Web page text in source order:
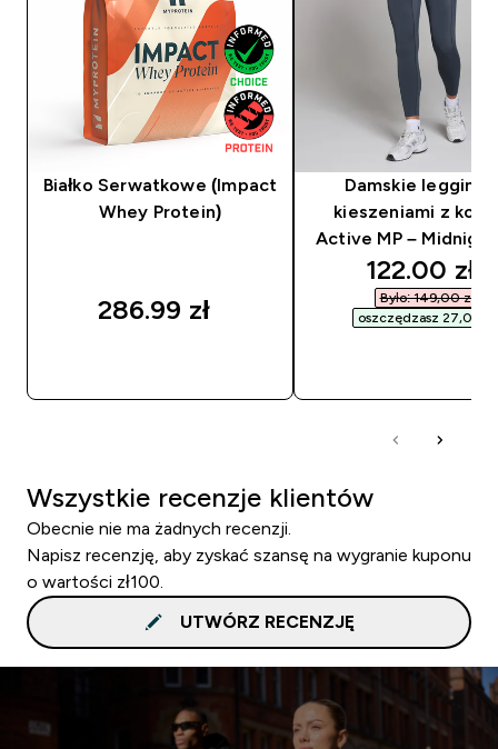
Białko Serwatkowe (Impact
Whey Protein)
286.99 zł‎
Damskie legginsy
kieszeniami z
Active MP –
122.00 zł‎
Było: 149,00 zł‎
oszczędzasz 27,00 zł‎
Wszystkie recenzje klientów
Obecnie nie ma żadnych recenzji.
Napisz recenzję, aby zyskać szansę na wygranie kuponu
o wartości zł100.
UTWÓRZ RECENZJĘ